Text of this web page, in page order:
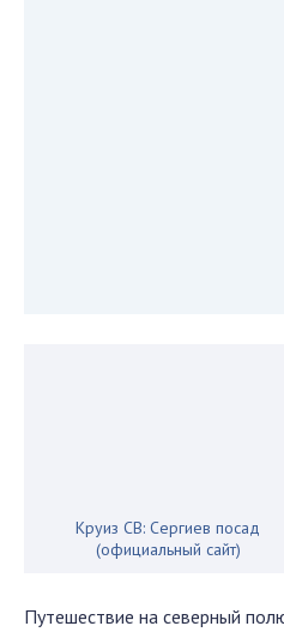
Круиз СВ: Сергиев посад
(официальный сайт)
Путешествие на северный